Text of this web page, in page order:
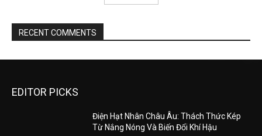
RECENT COMMENTS
EDITOR PICKS
Điện Hạt Nhân Châu Âu: Thách Thức Kép
Từ Nắng Nóng Và Biến Đổi Khí Hậu